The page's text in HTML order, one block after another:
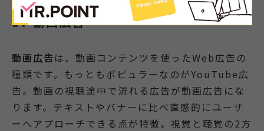
8．動画広告
動画広告は、動画コンテンツを使ったWeb広告の
種類です。もっともポピュラーなのがYouTube広
告。動画の視聴途中で流れる広告が動画広告にな
ります。テキストやバナーに比べ直感的にユーザ
ーへアプローチできる点が特徴。視覚と聴覚の2方